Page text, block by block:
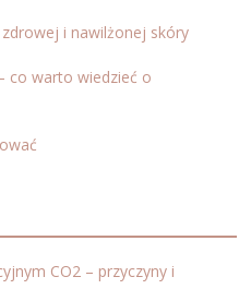
i nawilżonej skóry
co warto wiedzieć o
CO2 – przyczyny i